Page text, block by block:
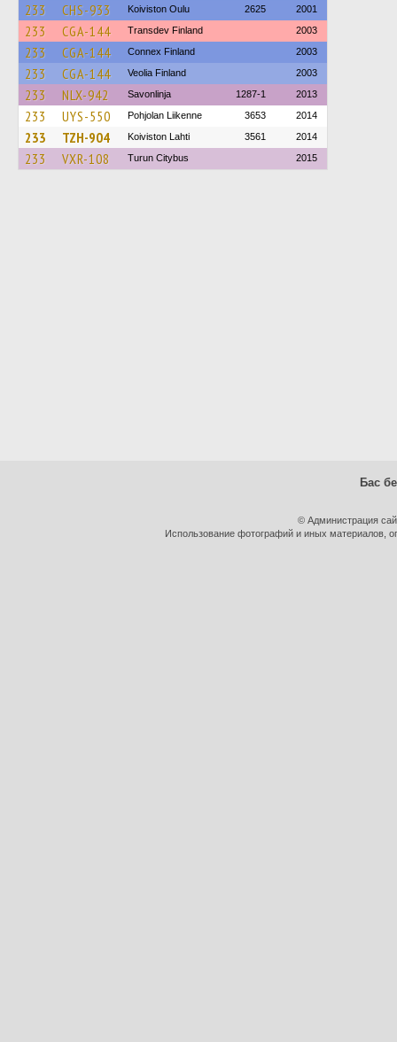
233 CHS-933 Koiviston Oulu 2625 2001
233 CGA-144 Transdev Finland 2003
233 CGA-144 Connex Finland 2003
233 CGA-144 Veolia Finland 2003
233 NLX-942 Savonlinja 1287-1 2013
233 UYS-550 Pohjolan Liikenne 3653 2014
233 TZH-904 Koiviston Lahti 3561 2014
233 VXR-108 Turun Citybus 2015
Бас
© Администрация
Использование фотографий и иных материалов,